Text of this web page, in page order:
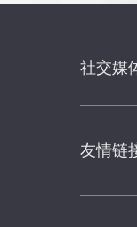
社交媒
友情链